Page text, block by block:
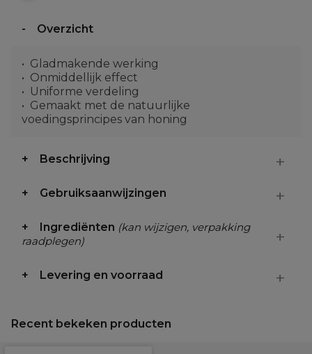
Overzicht
Gladmakende werking
Onmiddellijk effect
Uniforme verdeling
Gemaakt met de natuurlijke
voedingsprincipes van honing
Beschrijving
Gebruiksaanwijzingen
Ingrediënten (kan wijzigen, verpakking
raadplegen)
Levering en voorraad
Recent bekeken producten